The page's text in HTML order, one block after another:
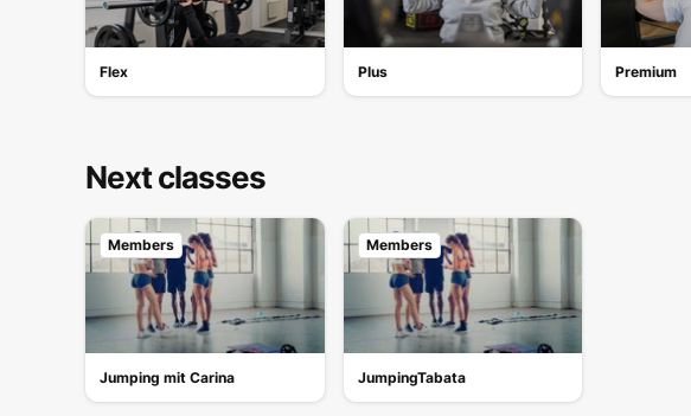
Flex Plus Premium
Next classes
Members
Jumping mit Carina
Members
JumpingTabata